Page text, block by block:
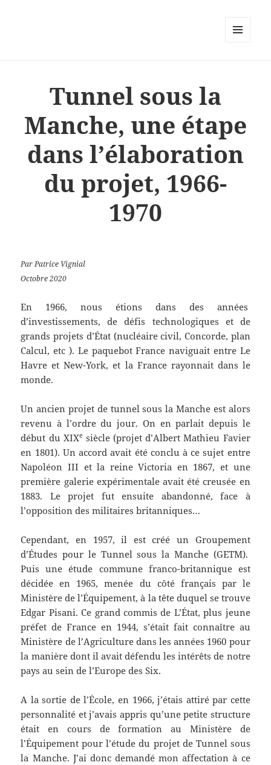
Tunnel sous la
Manche, une étape
dans l’élaboration
du projet, 1966-
1970
Par Patrice Vignial
Octobre 2020
En 1966, nous étions dans des années
d’investissements, de défis technologiques et de
grands projets d’État (nucléaire civil, Concorde, plan
Calcul, etc ). Le paquebot France naviguait entre Le
Havre et New-York, et la France rayonnait dans le
monde.
Un ancien projet de tunnel sous la Manche est alors
revenu à l’ordre du jour. On en parlait depuis le
début du XIXesiècle (projet d’Albert Mathieu Favier
en 1801). Un accord avait été conclu à ce sujet entre
Napoléon III et la reine Victoria en 1867, et une
première galerie expérimentale avait été creusée en
1883. Le projet fut ensuite abandonné, face à
l’opposition des militaires britanniques…
Cependant, en 1957, il est créé un Groupement
d’Études pour le Tunnel sous la Manche (GETM).
Puis une étude commune franco-britannique est
décidée en 1965, menée du côté français par le
Ministère de l’Équipement, à la tête duquel se trouve
Edgar Pisani. Ce grand commis de L’État, plus jeune
préfet de France en 1944, s’était fait connaître au
Ministère de l’Agriculture dans les années 1960 pour
la manière dont il avait défendu les intérêts de notre
pays au sein de l’Europe des Six.
A la sortie de l’École, en 1966, j’étais attiré par cette
personnalité et j’avais appris qu’une petite structure
était en cours de formation au Ministère de
l’Équipement pour l’étude du projet de Tunnel sous
la Manche. J’ai donc demandé mon affectation à ce